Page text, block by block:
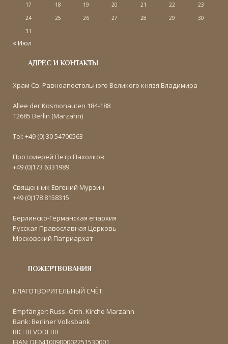
17
18 19 20 21 22
23
24
25 26 27 28 29
30
31
« Июл
АДРЕС И КОНТАКТЫ
Храм Св. Равноапостольного Великого князя Владимира
Allee der Kosmonauten 184-188
12685 Berlin (Marzahn)
Tel: +49 (0) 30 54700563
Протоиерей Петр Пахолков
+49 (0)173 6331989
Священник Евгений Мурзин
+49 (0)178 8158315
Берлинско-Германская епархия
Русская Православная Церковь
Московский Патриархат
ПОЖЕРТВОВАНИЯ
БЛАГОТВОРИТЕЛЬНЫЙ СЧЁТ:
Empfänger: Russ.-Orth. Kirche Marzahn
Bank: Berliner Volksbank
BIC: BEVODEBB
IBAN: DE64100900002251530001